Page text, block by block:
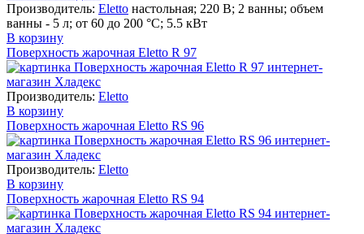
Производитель: Eletto настольная; 220 В; 2 ванны; объем
ванны - 5 л; от 60 до 200 °С; 5.5 кВт
В корзину
Поверхность жарочная Eletto R 97
Производитель: Eletto
В корзину
Поверхность жарочная Eletto RS 96
Производитель: Eletto
В корзину
Поверхность жарочная Eletto RS 94